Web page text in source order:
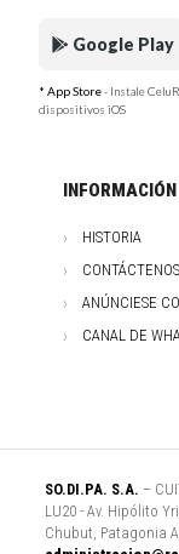
Google Play
* App Store- Instale
dispositivos iOS
INFORMACIÓN
HISTORIA
CONTÁCTENOS
ANÚNCIESE
CANAL DE
SO.DI.PA. S.A. –
LU20 - Av. Hipólito
Chubut, Patagonia